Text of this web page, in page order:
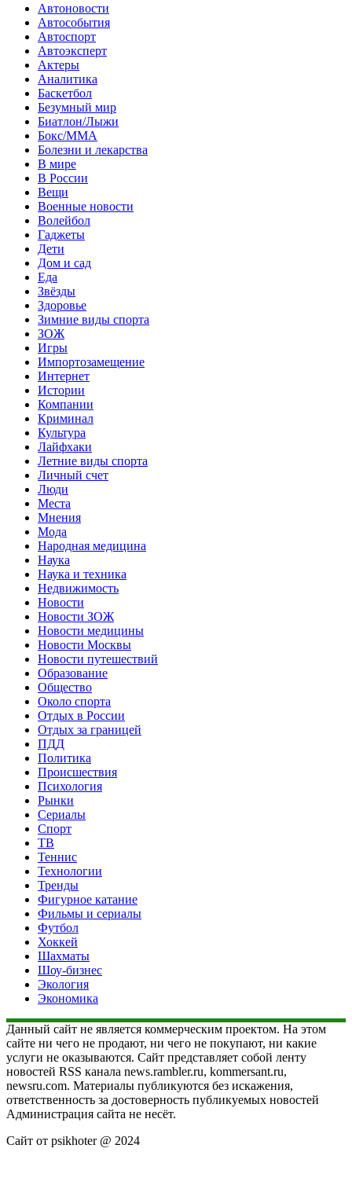
Автоновости
Автособытия
Автоспорт
Автоэксперт
Актеры
Аналитика
Баскетбол
Безумный мир
Биатлон/Лыжи
Бокс/MMA
Болезни и лекарства
В мире
В России
Вещи
Военные новости
Волейбол
Гаджеты
Дети
Дом и сад
Еда
Звёзды
Здоровье
Зимние виды спорта
ЗОЖ
Игры
Импортозамещение
Интернет
Истории
Компании
Криминал
Культура
Лайфхаки
Летние виды спорта
Личный счет
Люди
Места
Мнения
Мода
Народная медицина
Наука
Наука и техника
Недвижимость
Новости
Новости ЗОЖ
Новости медицины
Новости Москвы
Новости путешествий
Образование
Общество
Около спорта
Отдых в России
Отдых за границей
ПДД
Политика
Происшествия
Психология
Рынки
Сериалы
Спорт
ТВ
Теннис
Технологии
Тренды
Фигурное катание
Фильмы и сериалы
Футбол
Хоккей
Шахматы
Шоу-бизнес
Экология
Экономика
Данный сайт не является коммерческим проектом. На этом
сайте ни чего не продают, ни чего не покупают, ни какие
услуги не оказываются. Сайт представляет собой ленту
новостей RSS канала news.rambler.ru, kommersant.ru,
newsru.com. Материалы публикуются без искажения,
ответственность за достоверность публикуемых новостей
Администрация сайта не несёт.
Сайт от psikhoter @ 2024